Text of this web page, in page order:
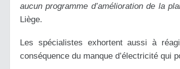
aucun programme d’amélioration de la
Liège.
Les spécialistes exhortent aussi à
conséquence du manque d’électricité qui